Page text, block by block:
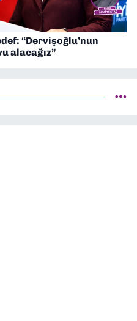
“Dervişoğlu’nun
alacağız”